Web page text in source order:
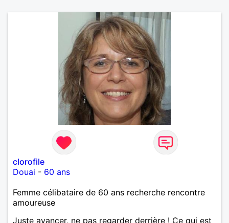
clorofile
Douai - 60 ans
Femme célibataire de 60 ans recherche rencontre
amoureuse
Juste avancer, ne pas regarder derrière ! Ce qui est